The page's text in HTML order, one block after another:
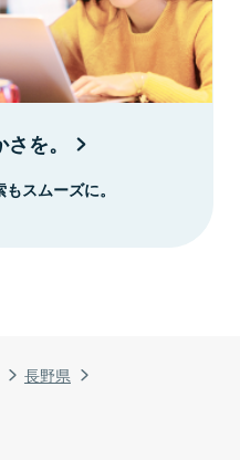
長野県
を。
スムーズに。